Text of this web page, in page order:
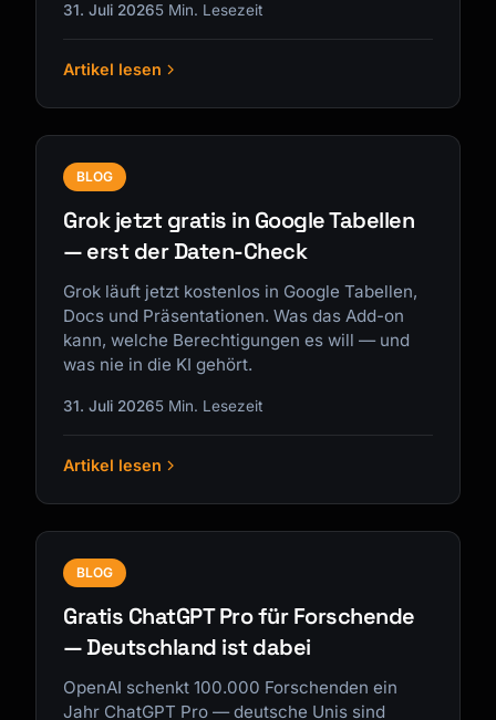
31. Juli 20265 Min. Lesezeit
Artikel lesen
BLOG
Grok jetzt gratis in Google Tabellen
— erst der Daten-Check
Grok läuft jetzt kostenlos in Google Tabellen,
Docs und Präsentationen. Was das Add-on
kann, welche Berechtigungen es will — und
was nie in die KI gehört.
31. Juli 20265 Min. Lesezeit
Artikel lesen
BLOG
Gratis ChatGPT Pro für Forschende
— Deutschland ist dabei
OpenAI schenkt 100.000 Forschenden ein
Jahr ChatGPT Pro — deutsche Unis sind